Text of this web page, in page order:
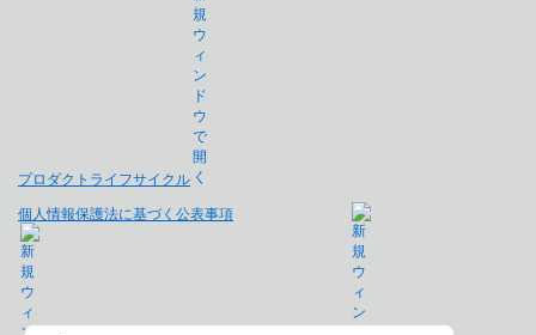
プロダクトライフサイクル
個人情報保護法に基づく公表事項